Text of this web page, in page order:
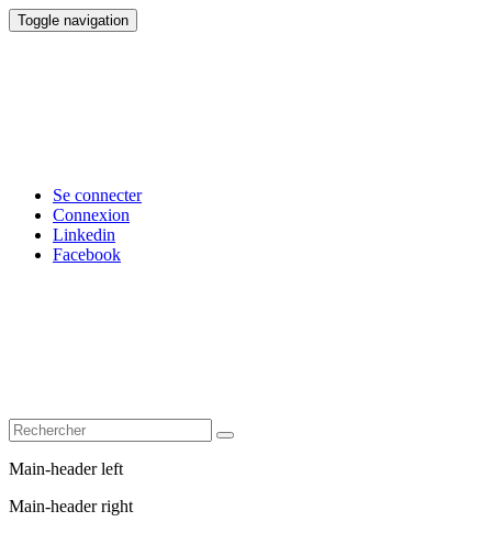
Toggle navigation
Se connecter
Connexion
Linkedin
Facebook
Main-header left
Main-header right